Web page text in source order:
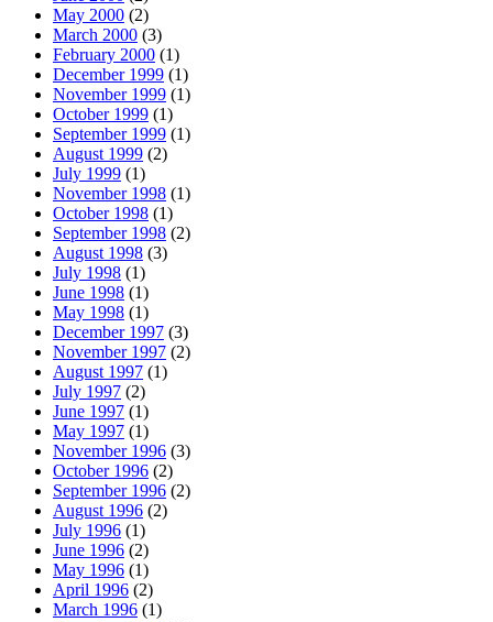
May 2000 (2)
March 2000 (3)
February 2000 (1)
December 1999 (1)
November 1999 (1)
October 1999 (1)
September 1999 (1)
August 1999 (2)
July 1999 (1)
November 1998 (1)
October 1998 (1)
September 1998 (2)
August 1998 (3)
July 1998 (1)
June 1998 (1)
May 1998 (1)
December 1997 (3)
November 1997 (2)
August 1997 (1)
July 1997 (2)
June 1997 (1)
May 1997 (1)
November 1996 (3)
October 1996 (2)
September 1996 (2)
August 1996 (2)
July 1996 (1)
June 1996 (2)
May 1996 (1)
April 1996 (2)
March 1996 (1)